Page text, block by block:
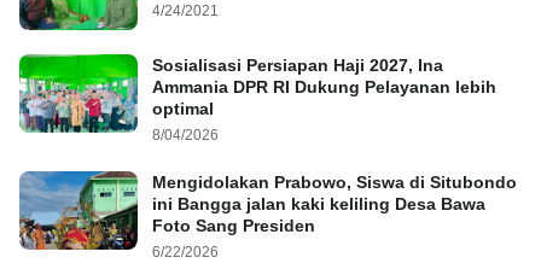
4/24/2021
Sosialisasi Persiapan Haji 2027, Ina
Ammania DPR RI Dukung Pelayanan lebih
optimal
8/04/2026
Mengidolakan Prabowo, Siswa di Situbondo
ini Bangga jalan kaki keliling Desa Bawa
Foto Sang Presiden
6/22/2026